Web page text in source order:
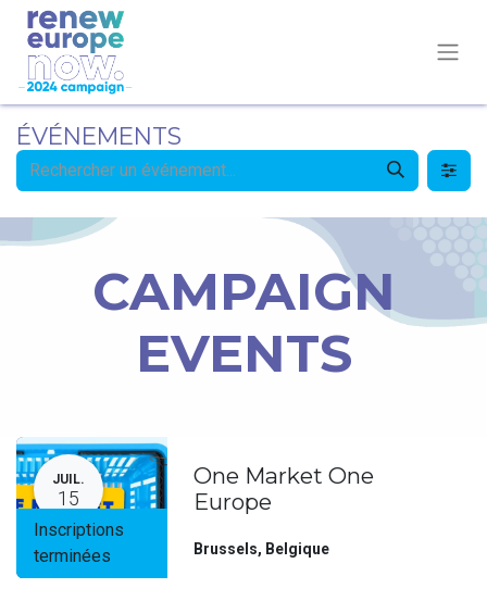
ÉVÉNEMENTS
CAMPAIGN
EVENTS
JUIL.
15
Inscriptions
terminées
One Market One
Europe
Brussels, Belgique